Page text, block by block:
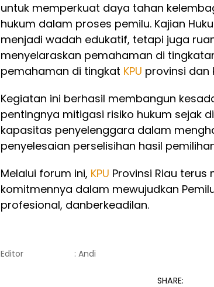
untuk memperkuat daya tahan
hukum dalam proses pemilu. Kajian
menjadi wadah edukatif, tetapi juga
menyelaraskan pemahaman di
pemahaman di tingkat KPU provinsi
Kegiatan ini berhasil membangun
pentingnya mitigasi risiko hukum sejak
kapasitas penyelenggara dalam
penyelesaian perselisihan hasil
Melalui forum ini, KPU Provinsi Riau
komitmennya dalam mewujudkan
profesional, danberkeadilan.
Editor : Andi
SHARE: